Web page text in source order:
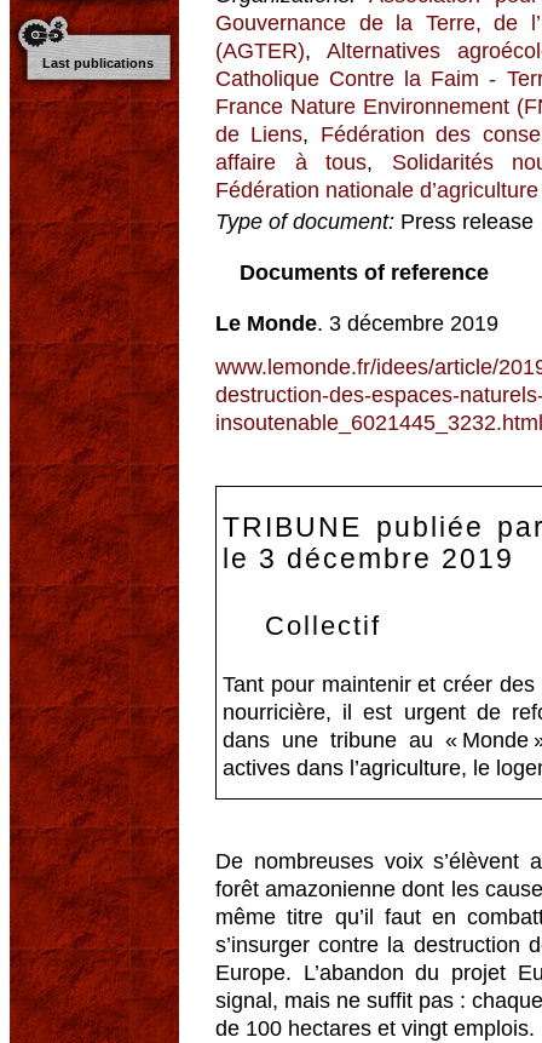
Last publications
Gouvernance de la Terre, de
(AGTER), Alternatives
Catholique Contre la Faim -
France Nature Environnement
de Liens, Fédération des
affaire à tous, Solidarités
Fédération nationale
Type of document: Press release
Documents of reference
Le Monde. 3 décembre 2019
www.lemonde.fr/idees/article/
destruction-des-espaces-
insoutenable_6021445_3232.html
TRIBUNE publiée
le 3 décembre 2019
Collectif
Tant pour maintenir et créer
nourricière, il est urgent de
dans une tribune au « Monde
actives dans l’agriculture, le
De nombreuses voix s’élèvent
forêt amazonienne dont les
même titre qu’il faut en
s’insurger contre la destruction
Europe. L’abandon du projet
signal, mais ne suffit pas :
de 100 hectares et vingt emplois.